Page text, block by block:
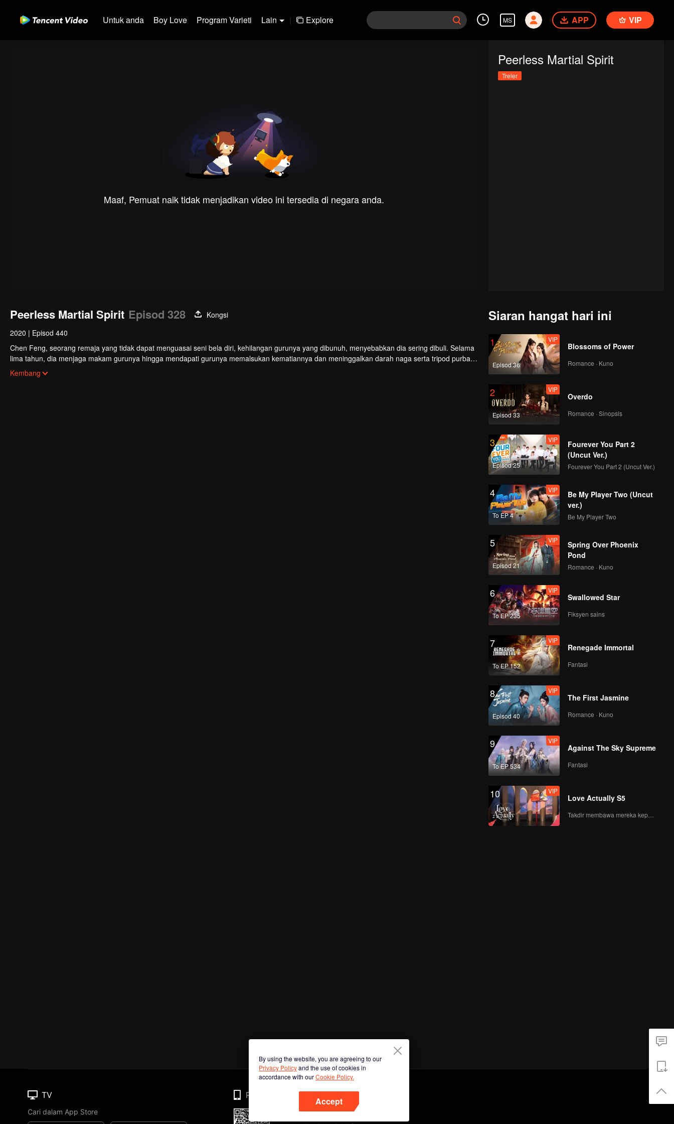
Untuk anda Boy Love Program Varieti Lain | Explore MS APP VIP
Maaf, Pemuat naik tidak menjadikan video ini tersedia di negara anda.
Peerless Martial Spirit
Treler
Peerless Martial Spirit Episod 328
Kongsi
2020 | Episod 440
Chen Feng, seorang remaja yang tidak dapat menguasai seni bela diri, kehilangan gurunya yang dibunuh, menyebabkan dia sering dibuli. Selama
lima tahun, dia menjaga makam gurunya hingga mendapati gurunya memalsukan kematiannya dan meninggalkan darah naga serta tripod purba.
Chen Feng pun bangkit untuk mencari gurunya dan menjadi kuat.
Kembang
Siaran hangat hari ini
1
Episod 36
VIP
Blossoms of Power
Romance · Kuno
2
Episod 33
VIP
Overdo
Romance · Sinopsis
3
Episod 25
VIP
Fourever You Part 2
(Uncut Ver.)
Fourever You Part 2 (Uncut Ver.)
4
To EP 4
VIP
Be My Player Two (Uncut
ver.)
Be My Player Two
5
Episod 21
VIP
Spring Over Phoenix
Pond
Romance · Kuno
6
To EP 235
VIP
Swallowed Star
Fiksyen sains
7
To EP 152
VIP
Renegade Immortal
Fantasi
8
Episod 40
VIP
The First Jasmine
Romance · Kuno
9
To EP 534
VIP
Against The Sky Supreme
Fantasi
10 VIP
Love Actually S5
Takdir membawa mereka kepada cinta yang tulus!
By using the website, you are agreeing to our
Privacy Policyand the use of cookies in
accordance with ourCookie Policy.
Accept
TV
Cari dalam App Store
Phone